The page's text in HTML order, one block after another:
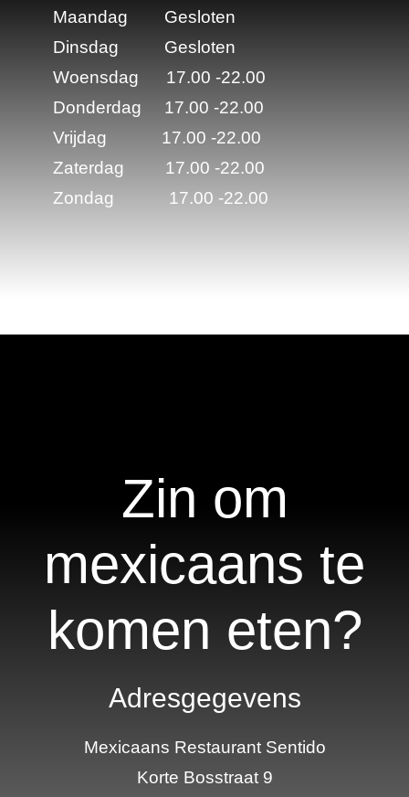
Maandag Gesloten
Dinsdag Gesloten
Woensdag 17.00 -22.00
Donderdag 17.00 -22.00
Vrijdag 17.00 -22.00
Zaterdag 17.00 -22.00
Zondag 17.00 -22.00
Zin om
mexicaans te
komen eten?
Adresgegevens
Mexicaans Restaurant Sentido
Korte Bosstraat 9